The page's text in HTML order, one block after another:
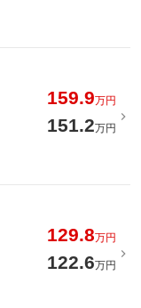
159.9万円
151.2万円
129.8万円
122.6万円